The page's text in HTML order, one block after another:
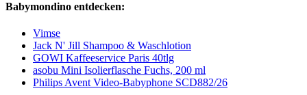
Babymondino entdecken:
Vimse
Jack N' Jill Shampoo & Waschlotion
GOWI Kaffeeservice Paris 40tlg
asobu Mini Isolierflasche Fuchs, 200 ml
Philips Avent Video-Babyphone SCD882/26